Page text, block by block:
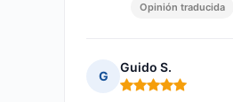
Opinión traducida
G
Guido S.
Nota: 5 de 5